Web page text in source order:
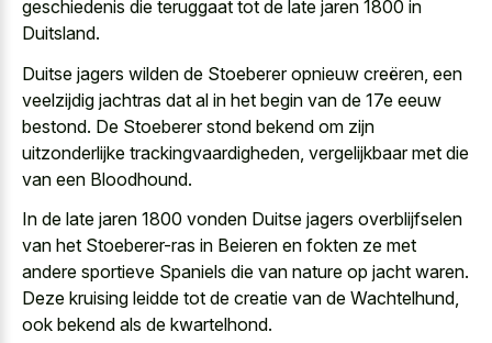
geschiedenis die teruggaat tot de late jaren 1800 in
Duitsland.
Duitse jagers wilden de Stoeberer opnieuw creëren, een
veelzijdig jachtras dat al in het begin van de 17e eeuw
bestond. De Stoeberer stond bekend om zijn
uitzonderlijke trackingvaardigheden, vergelijkbaar met die
van een Bloodhound.
In de late jaren 1800 vonden Duitse jagers overblijfselen
van het Stoeberer-ras in Beieren en fokten ze met
andere sportieve Spaniels die van nature op jacht waren.
Deze kruising leidde tot de creatie van de Wachtelhund,
ook bekend als de kwartelhond.